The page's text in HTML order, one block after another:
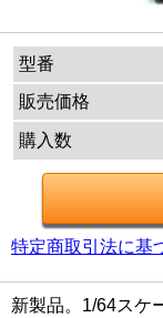
型番
販売価格
購入数
特定商取引法に基
新製品。1/64スケ